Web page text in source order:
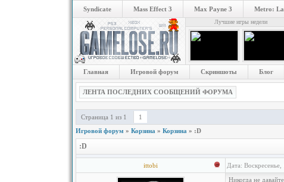
Syndicate Mass Effect 3 Max Payne 3 Metro:
Лучшие игры недели
Главная Игровой форум Скриншоты Блог
ЛЕНТА ПОСЛЕДНИХ СООБЩЕНИЙ ФОРУМА
Страница 1 из 1 1
Игровой форум » Корзина » Корзина » :D
:D
ittobi Дата:
Никогда не